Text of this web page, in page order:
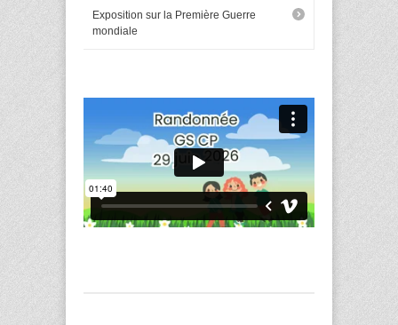
Exposition sur la Première Guerre
mondiale